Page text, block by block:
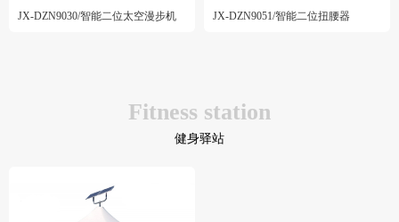
JX-DZN9030/智能二位太空漫步机 JX-DZN9051/智能二位扭腰器
Fitness station
健身驿站